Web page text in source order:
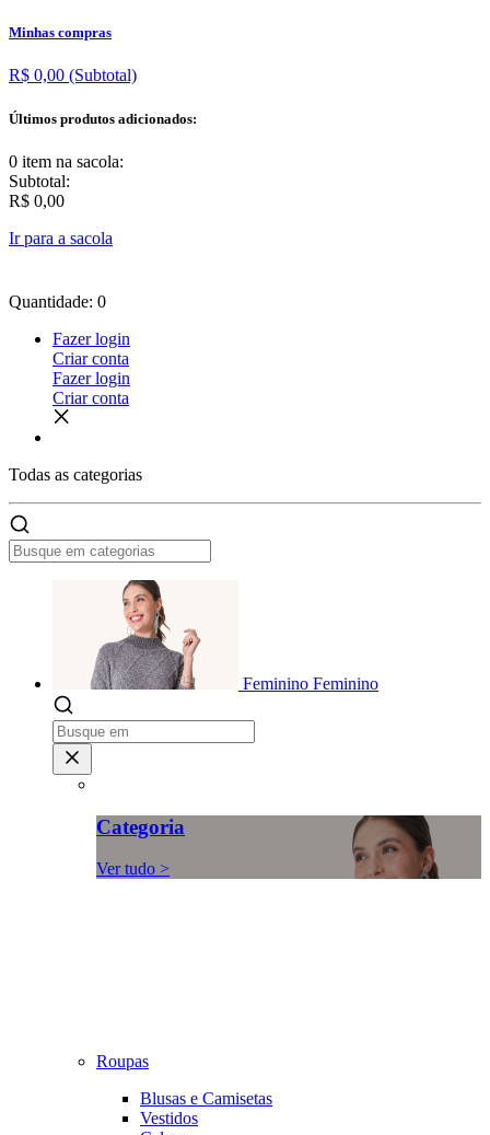
Minhas compras
R$ 0,00 (Subtotal)
Últimos produtos adicionados:
0 item na sacola:
Subtotal:
R$ 0,00
Ir para a sacola
Quantidade: 0
Fazer login
Criar conta
Fazer login
Criar conta
Todas as categorias
Feminino Feminino
Categoria
Ver tudo >
Roupas
Blusas e Camisetas
Vestidos